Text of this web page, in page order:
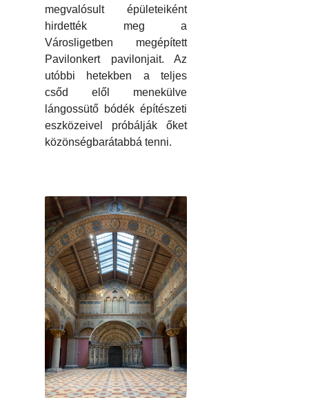
megvalósult épületeiként
hirdették meg a
Városligetben megépített
Pavilonkert pavilonjait. Az
utóbbi hetekben a teljes
csőd elől menekülve
lángossütő bódék építészeti
eszközeivel próbálják őket
közönségbarátabbá tenni.